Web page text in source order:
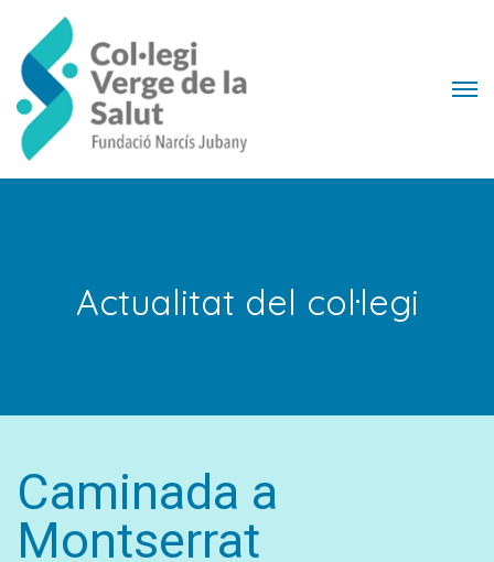
Actualitat del col·legi
Caminada a
Montserrat